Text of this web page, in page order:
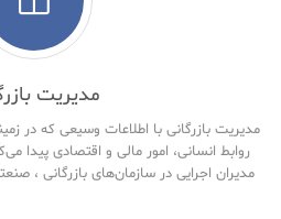
مدیریت
مدیریت بازرگانی با اطلاعات وسیعی که در
روابط انسانی، امور مالی و اقتصادی پیدا
مدیران اجرایی در سازمان‌های بازرگانی ،